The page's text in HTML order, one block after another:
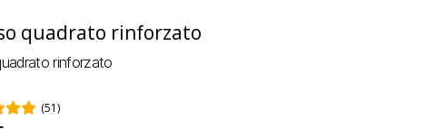
rinforzato
(51)